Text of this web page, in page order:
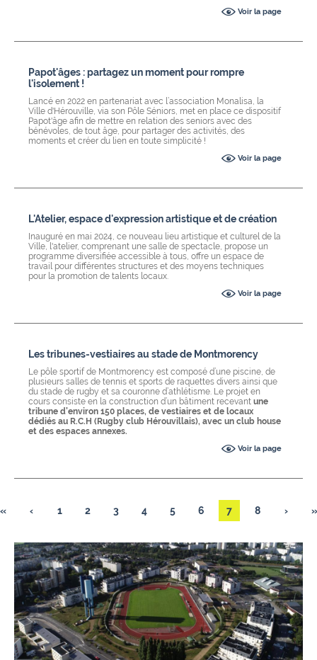
Voir la page
Papot'âges : partagez un moment pour rompre
l'isolement !
Lancé en 2022 en partenariat avec l’association Monalisa, la
Ville d'Hérouville, via son Pôle Séniors, met en place ce dispositif
Papot'âge afin de mettre en relation des seniors avec des
bénévoles, de tout âge, pour partager des activités, des
moments et créer du lien en toute simplicité !
Voir la page
L'Atelier, espace d'expression artistique et de création
Inauguré en mai 2024, ce nouveau lieu artistique et culturel de la
Ville, l'atelier, comprenant une salle de spectacle, propose un
programme diversifiée accessible à tous, offre un espace de
travail pour différentes structures et des moyens techniques
pour la promotion de talents locaux.
Voir la page
Les tribunes-vestiaires au stade de Montmorency
Le pôle sportif de Montmorency est composé d’une piscine, de
plusieurs salles de tennis et sports de raquettes divers ainsi que
du stade de rugby et sa couronne d’athlétisme. Le projet en
cours consiste en la construction d’un bâtiment recevant une
tribune d’environ 150 places, de vestiaires et de locaux
dédiés au R.C.H (Rugby club Hérouvillais), avec un club house
et des espaces annexes.
Voir la page
« ‹ 1 2 3 4 5 6 7 8 › »